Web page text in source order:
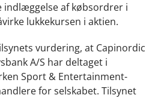
indlæggelse af købsordrer i
lukkekursen i aktien.
vurdering, at Capinordic
A/S har deltaget i
Sport & Entertainment-
for selskabet. Tilsynet